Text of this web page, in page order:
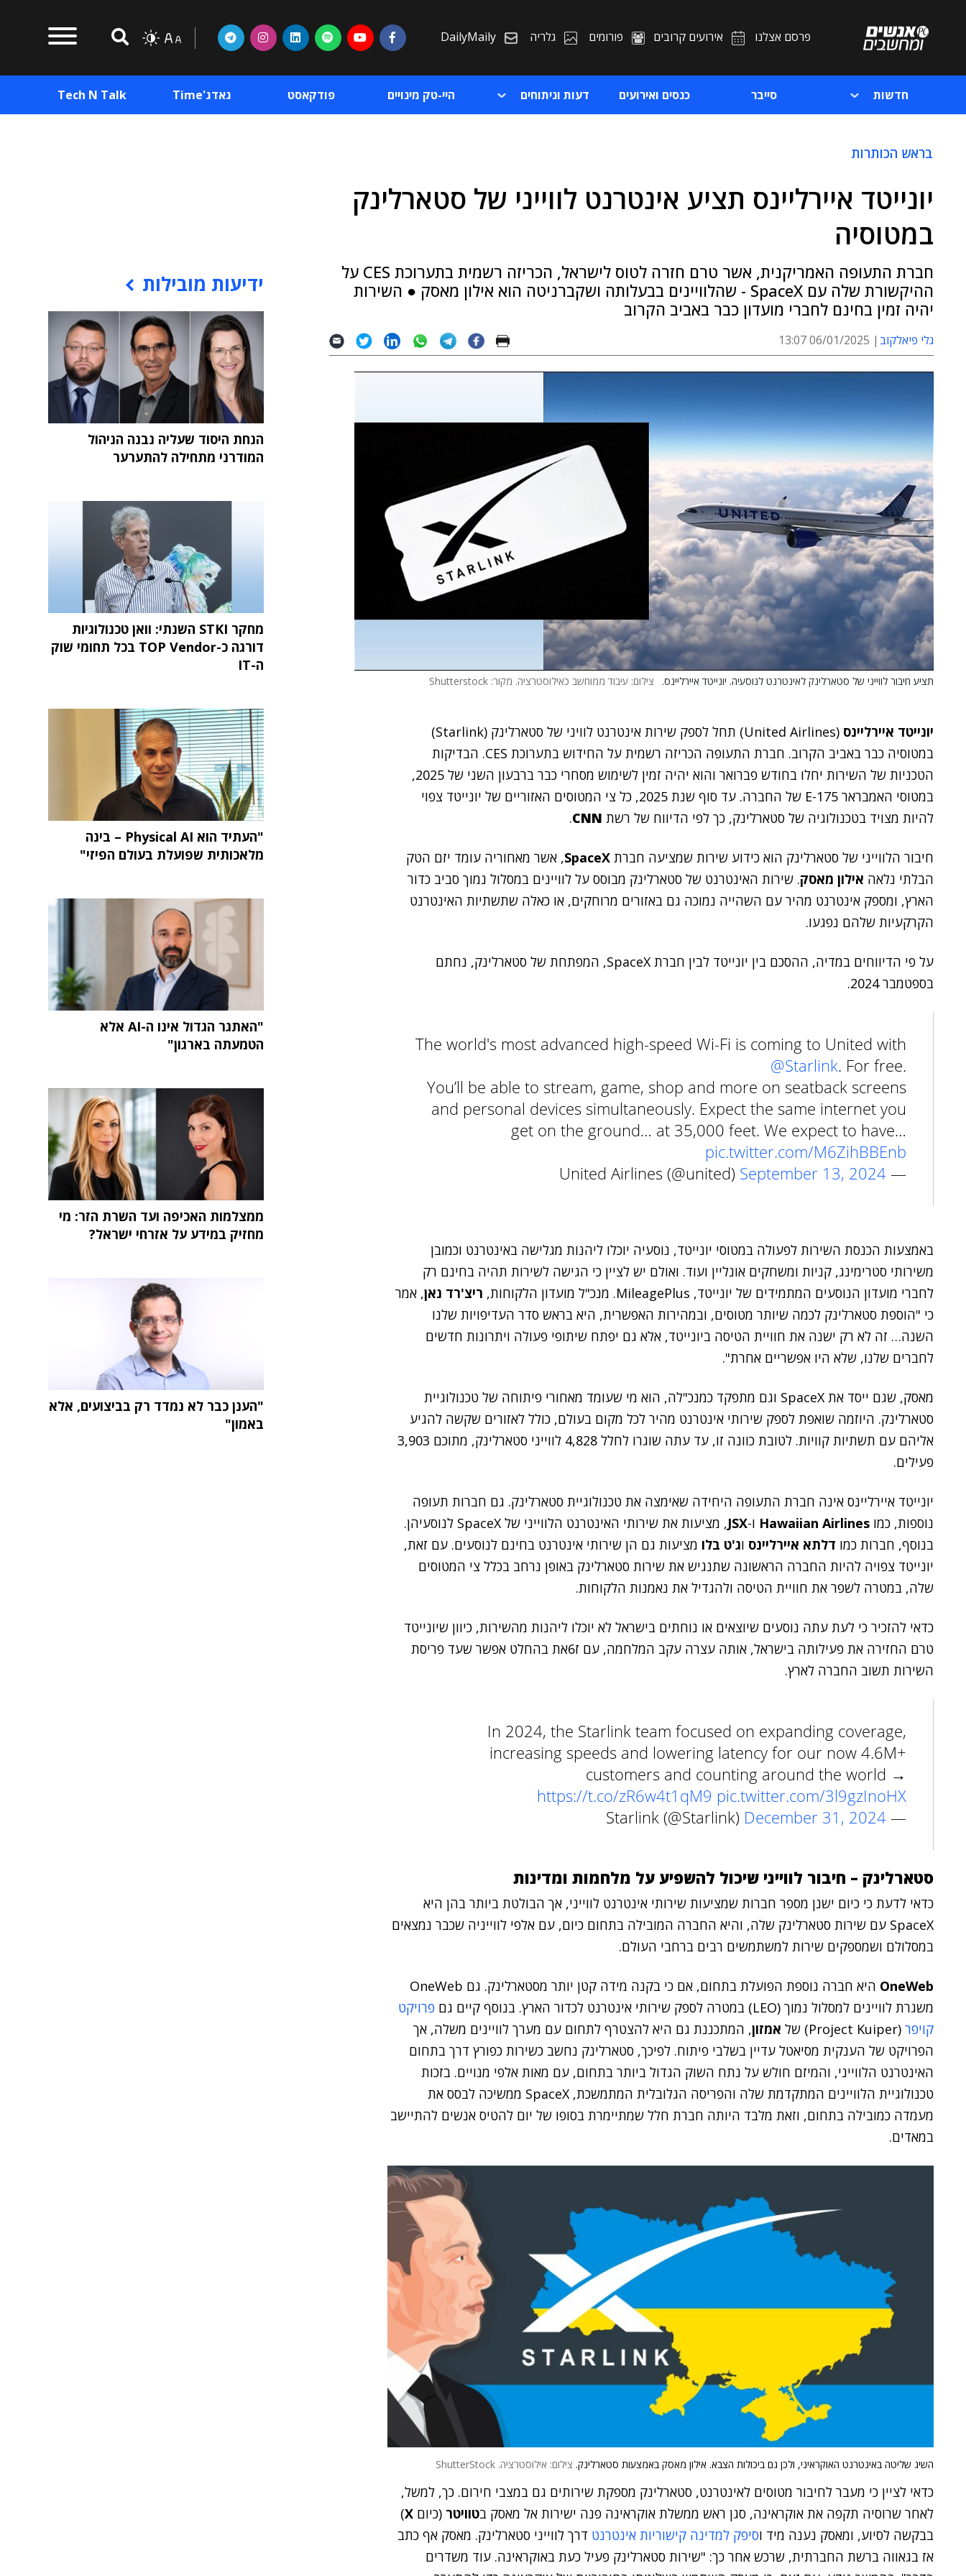
פרסם אצלנו אירועים קרובים פורומים גלריה DailyMaily
חדשות סייבר כנסים ואירועים דעות וניתוחים היי-טק מינויים פודקאסט גאדג'Time Tech N Talk
בראש הכותרות
יונייטד איירליינס תציע אינטרנט לווייני של סטארלינק
במטוסיה
חברת התעופה האמריקנית, אשר טרם חזרה לטוס לישראל, הכריזה רשמית בתערוכת CES על
ההיקשורת שלה עם SpaceX - שהלוויינים בבעלותה ושקברניטה הוא אילון מאסק ● השירות
יהיה זמין בחינם לחברי מועדון כבר באביב הקרוב
גלי פיאלקוב 06/01/2025 13:07
תציע חיבור לווייני של סטארלינק לאינטרנט לנוסעיה. יונייטד איירליינס. צילום: עיבוד ממוחשב כאילוסטרציה. מקור: Shutterstock
יונייטד איירליינס (United Airlines)
תחל לספק שירות אינטרנט לוויני של סטארלינק (Starlink)
במטוסיה כבר באביב הקרוב. חברת התעופה הכריזה רשמית על החידוש בתערוכת CES. הבדיקות
הטכניות של השירות יחלו בחודש פברואר והוא יהיה זמין לשימוש מסחרי כבר ברבעון השני של 2025,
במטוסי האמבראר E-175 של החברה.
עד סוף שנת 2025, כל צי המטוסים האזוריים של יונייטד צפוי
להיות מצויד בטכנולוגיה של סטארלינק, כך לפי הדיווח של רשת CNN
.
חיבור הלווייני של סטארלינק הוא כידוע שירות שמציעה חברת SpaceX, אשר מאחוריה עומד יזם הטק
הבלתי נלאה אילון מאסק. שירות האינטרנט של סטארלינק מבוסס על לוויינים במסלול נמוך סביב כדור
הארץ, ומספק אינטרנט מהיר עם השהייה נמוכה גם באזורים מרוחקים, או כאלה שתשתיות האינטרנט
הקרקעיות שלהם נפגעו.
על פי הדיווחים במדיה, ההסכם בין יונייטד לבין חברת SpaceX, המפתחת של סטארלינק, נחתם
בספטמבר 2024.
The world's most advanced high-speed Wi-Fi is coming to United with
@Starlink. For free.
You’ll be able to stream, game, shop and more on seatback screens
and personal devices simultaneously. Expect the same internet you
get on the ground… at 35,000 feet. We expect to have…
pic.twitter.com/M6ZihBBEnb
— United Airlines (@united)
September 13, 2024
באמצעות הכנסת השירות לפעולה במטוסי יונייטד, נוסעיה יוכלו ליהנות מגלישה באינטרנט וכמובן
משירותי סטרימינג, קניות ומשחקים אונליין ועוד. ואולם יש לציין כי הגישה לשירות תהיה בחינם רק
לחברי מועדון הנוסעים המתמידים של יונייטד, MileagePlus. מנכ"ל מועדון הלקוחות,
ריצ'רד נאן, אמר
כי "הוספת סטארלינק לכמה שיותר מטוסים, ובמהירות האפשרית, היא בראש סדר העדיפויות שלנו
השנה… זה לא רק ישנה את חוויית הטיסה ביונייטד, אלא גם יפתח שיתופי פעולה ויתרונות חדשים
לחברים שלנו, שלא היו אפשריים אחרת".
מאסק, שגם ייסד את SpaceX וגם מתפקד כמנכ"לה, הוא מי שעומד מאחורי פיתוחה של טכנולוגיית
סטארלינק. היוזמה שואפת לספק שירותי אינטרנט מהיר לכל מקום בעולם, כולל לאזורים שקשה להגיע
אליהם עם תשתיות קוויות. לטובת כוונה זו, עד עתה שוגרו לחלל 4,828 לווייני סטארלינק, מתוכם 3,903
פעילים.
יונייטד איירליינס אינה חברת התעופה היחידה שאימצה את טכנולוגיית סטארלינק. גם חברות תעופה
נוספות, כמו Hawaiian Airlines ו-JSX
, מציעות את שירותי האינטרנט הלווייני של SpaceX לנוסעיהן.
בנוסף, חברות כמו דלתא איירליינס וג'ט בלו מציעות גם הן שירותי אינטרנט בחינם לנוסעים. עם זאת,
יונייטד צפויה להיות החברה הראשונה שתנגיש את שירות סטארלינק באופן נרחב בכלל צי המטוסים
שלה, במטרה לשפר את חוויית הטיסה ולהגדיל את נאמנות הלקוחות.
כדאי להזכיר כי לעת עתה נוסעים שיוצאים או נוחתים בישראל לא יוכלו ליהנות מהשירות, כיוון שיונייטד
טרם החזירה את פעילותה בישראל, אותה עצרה עקב המלחמה, עם ז6את בהחלט אפשר שעד פריסת
השירות תשוב החברה לארץ.
In 2024, the Starlink team focused on expanding coverage,
increasing speeds and lowering latency for our now 4.6M+
customers and counting around the world →
https://t.co/zR6w4t1qM9 pic.twitter.com/3l9gzInoHX
— Starlink (@Starlink)
December 31, 2024
סטארלינק – חיבור לווייני שיכול להשפיע על מלחמות ומדינות
כדאי לדעת כי כיום ישנן מספר חברות שמציעות שירותי אינטרנט לווייני, אך הבולטת ביותר בהן היא
SpaceX עם שירות סטארלינק שלה, והיא החברה המובילה בתחום כיום, עם אלפי לווייניה שכבר נמצאים
במסלולם ושמספקים שירות למשתמשים רבים ברחבי העולם.
OneWeb
היא חברה נוספת הפועלת בתחום, אם כי בקנה מידה קטן יותר מסטארלינק. גם OneWeb
משגרת לוויינים למסלול נמוך (LEO) במטרה לספק שירותי אינטרנט לכדור הארץ. בנוסף קיים גם
פרויקט
קויפר (Project Kuiper) של אמזון, המתכננת גם היא להצטרף לתחום עם מערך לוויינים משלה, אך
הפרויקט של הענקית מסיאטל עדיין בשלבי פיתוח. לפיכך, סטארלינק נחשב כשירות כפורץ דרך בתחום
האינטרנט הלווייני, והמיזם חולש על נתח השוק הגדול ביותר בתחום, עם מאות אלפי מנויים. בזכות
טכנולוגיית הלוויינים המתקדמת שלה והפריסה הגלובלית המתמשכת, SpaceX ממשיכה לבסס את
מעמדה כמובילה בתחום, וזאת מלבד היותה חברת חלל שמתיימרת בסופו של יום להטיס אנשים להתיישב
במאדים.
השיג שליטה באינטרנט האוקראיני, ולכן גם ביכולות הצבא. אילון מאסק באמצעות סטארלינק. צילום: אילוסטרציה. ShutterStock
כדאי לציין כי מעבר לחיבור מטוסים לאינטרנט, סטארלינק מספקת שירותים גם במצבי חירום. כך, למשל,
לאחר שרוסיה תקפה את אוקראינה, סגן ראש ממשלת אוקראינה פנה ישירות אל מאסק בטוויטר (כיום
)
בבקשה לסיוע, ומאסק נענה מיד וסיפק למדינה קישוריות אינטרנט דרך לווייני סטארלינק. מאסק אף כתב
אז בגאווה ברשת החברתית, שרכש אחר כך: "שירות סטארלינק פעיל כעת באוקראינה. עוד משדרים
ידיעות מובילות
הנחת היסוד שעליה נבנה הניהול
המודרני מתחילה להתערער
מחקר STKI השנתי: וואן טכנולוגיות
דורגה כ-TOP Vendor בכל תחומי שוק
ה-IT
"העתיד הוא Physical AI – בינה
מלאכותית שפועלת בעולם הפיזי"
"האתגר הגדול אינו ה-AI אלא
הטמעתה בארגון"
ממצלמות האכיפה ועד השרת הזר: מי
מחזיק במידע על אזרחי ישראל?
"הענן כבר לא נמדד רק בביצועים, אלא
באמון"